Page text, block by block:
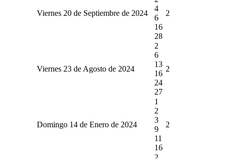
Viernes 20 de Septiembre de 2024
4
6
16
28
2
Viernes 23 de Agosto de 2024
2
6
13
16
24
27
2
Domingo 14 de Enero de 2024
1
2
3
9
11
16
2
2